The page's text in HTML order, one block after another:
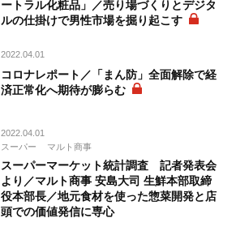
ートラル化粧品」／売り場づくりとデジタ
ルの仕掛けで男性市場を掘り起こす
2022.04.01
コロナレポート／「まん防」全面解除で経
済正常化へ期待が膨らむ
2022.04.01
スーパー
マルト商事
スーパーマーケット統計調査 記者発表会
より／マルト商事 安島大司 生鮮本部取締
役本部長／地元食材を使った惣菜開発と店
頭での価値発信に専心